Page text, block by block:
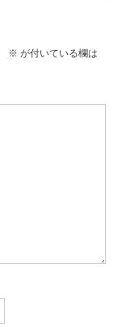
※ が付いている欄は